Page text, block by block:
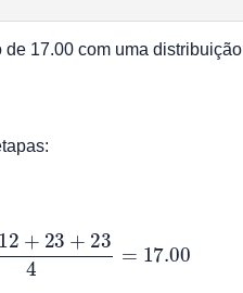
17.00 com uma
12+ 23+ 23 4=